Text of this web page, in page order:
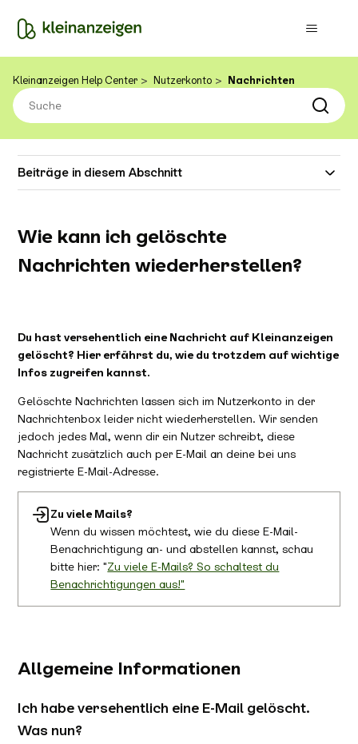
Kleinanzeigen Help Center Nutzerkonto Nachrichten
Beiträge in diesem Abschnitt
Wie kann ich gelöschte
Nachrichten wiederherstellen?
Du hast versehentlich eine Nachricht auf Kleinanzeigen
gelöscht? Hier erfährst du, wie du trotzdem auf wichtige
Infos zugreifen kannst.
Gelöschte Nachrichten lassen sich im Nutzerkonto in der
Nachrichtenbox leider nicht wiederherstellen. Wir senden
jedoch jedes Mal, wenn dir ein Nutzer schreibt, diese
Nachricht zusätzlich auch per E-Mail an deine bei uns
registrierte E-Mail-Adresse.
Zu viele Mails?
Wenn du wissen möchtest, wie du diese E-Mail-
Benachrichtigung an- und abstellen kannst, schau
bitte hier: "Zu viele E-Mails? So schaltest du
Benachrichtigungen aus!"
Allgemeine Informationen
Ich habe versehentlich eine E-Mail gelöscht.
Was nun?